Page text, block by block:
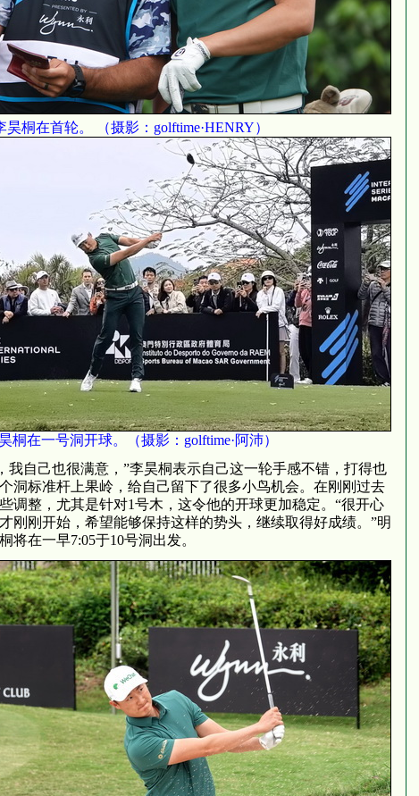
昊桐在首轮。 （摄影：golftime·HENRY）
桐在一号洞开球。（摄影：golftime·阿沛）
自己也很满意，”李昊桐表示自己这一轮手感不错，打得也
洞标准杆上果岭，给自己留下了很多小鸟机会。在刚刚过去
调整，尤其是针对1号木，这令他的开球更加稳定。“很开心
刚刚开始，希望能够保持这样的势头，继续取得好成绩。”明
将在一早7:05于10号洞出发。